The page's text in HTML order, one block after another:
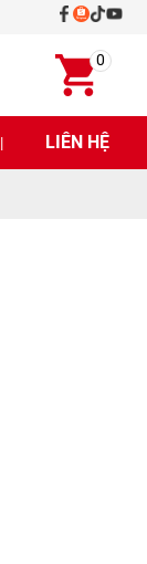
0
| LIÊN HỆ